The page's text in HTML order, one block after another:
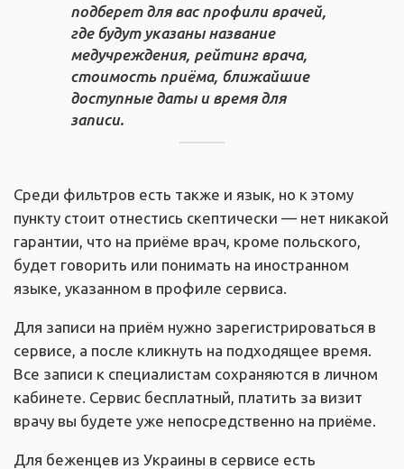
подберет для вас профили врачей,
где будут указаны название
медучреждения, рейтинг врача,
стоимость приёма, ближайшие
доступные даты и время для
записи.
Среди фильтров есть также и язык, но к этому
пункту стоит отнестись скептически — нет никакой
гарантии, что на приёме врач, кроме польского,
будет говорить или понимать на иностранном
языке, указанном в профиле сервиса.
Для записи на приём нужно зарегистрироваться в
сервисе, а после кликнуть на подходящее время.
Все записи к специалистам сохраняются в личном
кабинете. Сервис бесплатный, платить за визит
врачу вы будете уже непосредственно на приёме.
Для беженцев из Украины в сервисе есть